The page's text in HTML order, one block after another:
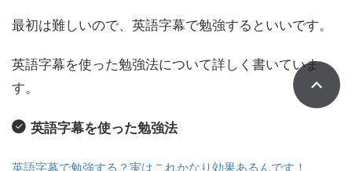
最初は難しいので、英語字幕で勉強するといいです。
英語字幕を使った勉強法について詳しく書いていま
す。
英語字幕を使った勉強法
英語字幕で勉強する？実はこれかなり効果あるんです！